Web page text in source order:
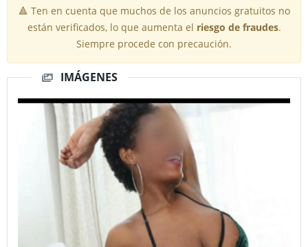
🔺 Ten en cuenta que muchos de los anuncios gratuitos no
están verificados, lo que aumenta el riesgo de fraudes.
Siempre procede con precaución.
IMÁGENES